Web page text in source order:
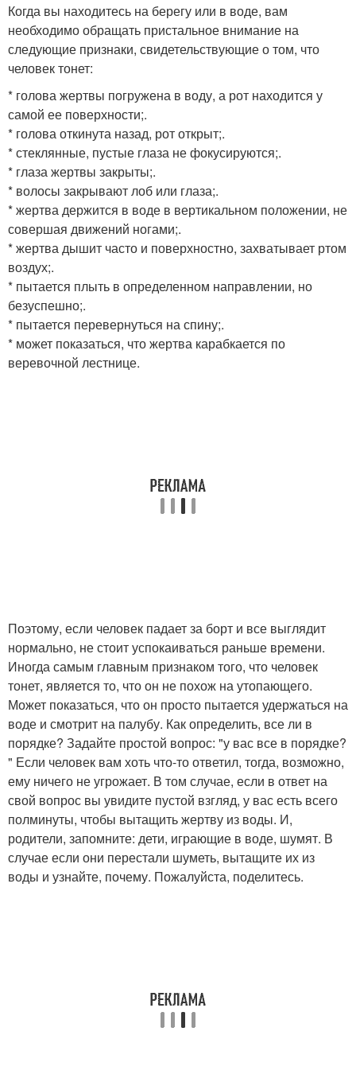
Когда вы находитесь на берегу или в воде, вам
необходимо обращать пристальное внимание на
следующие признаки, свидетельствующие о том, что
человек тонет:
* голова жертвы погружена в воду, а рот находится у
самой ее поверхности;.
* голова откинута назад, рот открыт;.
* стеклянные, пустые глаза не фокусируются;.
* глаза жертвы закрыты;.
* волосы закрывают лоб или глаза;.
* жертва держится в воде в вертикальном положении, не
совершая движений ногами;.
* жертва дышит часто и поверхностно, захватывает ртом
воздух;.
* пытается плыть в определенном направлении, но
безуспешно;.
* пытается перевернуться на спину;.
* может показаться, что жертва карабкается по
веревочной лестнице.
Поэтому, если человек падает за борт и все выглядит
нормально, не стоит успокаиваться раньше времени.
Иногда самым главным признаком того, что человек
тонет, является то, что он не похож на утопающего.
Может показаться, что он просто пытается удержаться на
воде и смотрит на палубу. Как определить, все ли в
порядке? Задайте простой вопрос: "у вас все в порядке?
" Если человек вам хоть что-то ответил, тогда, возможно,
ему ничего не угрожает. В том случае, если в ответ на
свой вопрос вы увидите пустой взгляд, у вас есть всего
полминуты, чтобы вытащить жертву из воды. И,
родители, запомните: дети, играющие в воде, шумят. В
случае если они перестали шуметь, вытащите их из
воды и узнайте, почему. Пожалуйста, поделитесь.